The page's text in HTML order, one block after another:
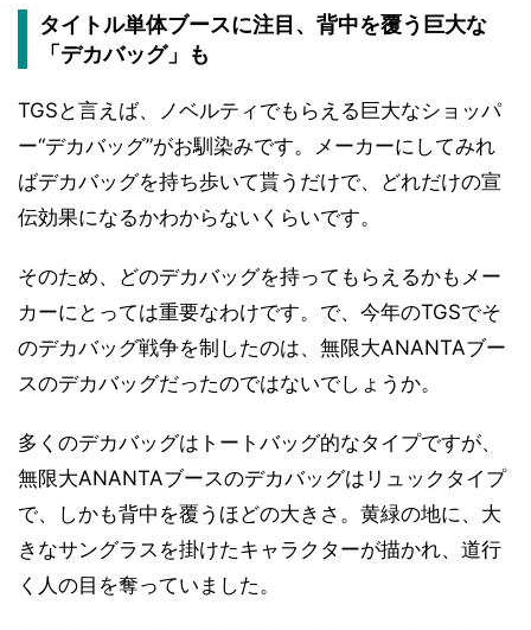
タイトル単体ブースに注目、背中を覆う巨大な
「デカバッグ」も
TGSと言えば、ノベルティでもらえる巨大なショッパ
ー“デカバッグ”がお馴染みです。メーカーにしてみれ
ばデカバッグを持ち歩いて貰うだけで、どれだけの宣
伝効果になるかわからないくらいです。
そのため、どのデカバッグを持ってもらえるかもメー
カーにとっては重要なわけです。で、今年のTGSでそ
のデカバッグ戦争を制したのは、無限大ANANTAブー
スのデカバッグだったのではないでしょうか。
多くのデカバッグはトートバッグ的なタイプですが、
無限大ANANTAブースのデカバッグはリュックタイプ
で、しかも背中を覆うほどの大きさ。黄緑の地に、大
きなサングラスを掛けたキャラクターが描かれ、道行
く人の目を奪っていました。